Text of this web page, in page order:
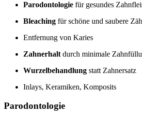
Parodontologie für gesundes
Bleaching für schöne und saubere
Entfernung von Karies
Zahnerhalt durch minimale
Wurzelbehandlung statt Zahnersatz
Inlays, Keramiken, Komposits
Parodontologie